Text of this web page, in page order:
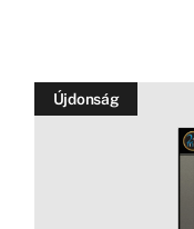
Újdonság